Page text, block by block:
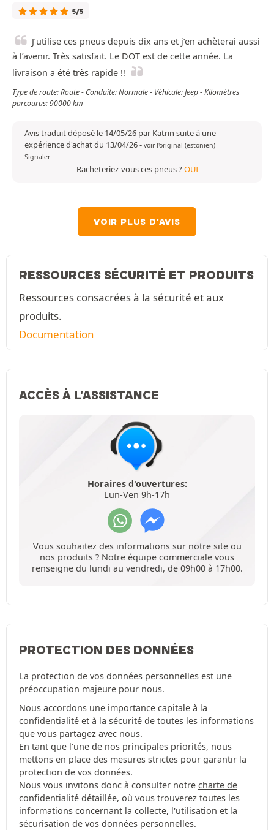
5/5
J’utilise ces pneus depuis dix ans et j’en achèterai aussi
à l’avenir. Très satisfait. Le DOT est de cette année. La
livraison a été très rapide !!
Type de route: Route - Conduite: Normale - Véhicule: Jeep - Kilomètres
parcourus: 90000 km
Avis traduit déposé le 14/05/26 par Katrin suite à une
expérience d'achat du 13/04/26- voir l'original (estonien)
Signaler
Racheteriez-vous ces pneus ?OUI
VOIR PLUS D'AVIS
RESSOURCES SÉCURITÉ ET PRODUITS
Ressources consacrées à la sécurité et aux
produits.
Documentation
ACCÈS À L'ASSISTANCE
Horaires d'ouvertures:
Lun-Ven 9h-17h
Vous souhaitez des informations sur notre site ou
nos produits ? Notre équipe commerciale vous
renseigne du lundi au vendredi, de 09h00 à 17h00.
PROTECTION DES DONNÉES
La protection de vos données personnelles est une
préoccupation majeure pour nous.
Nous accordons une importance capitale à la
confidentialité et à la sécurité de toutes les informations
que vous partagez avec nous.
En tant que l'une de nos principales priorités, nous
mettons en place des mesures strictes pour garantir la
protection de vos données.
Nous vous invitons donc à consulter notre charte de
confidentialité détaillée, où vous trouverez toutes les
informations concernant la collecte, l'utilisation et la
sécurisation de vos données personnelles.